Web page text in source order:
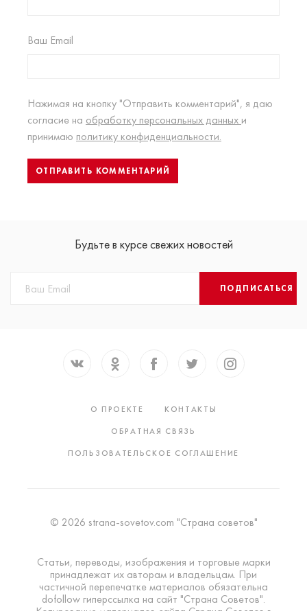
Ваш Email
Нажимая на кнопку "Отправить комментарий", я даю
согласие на обработку персональных данных и
принимаю политику конфиденциальности.
Будьте в курсе свежих новостей
ПОДПИСАТЬСЯ
О ПРОЕКТЕ
КОНТАКТЫ
ОБРАТНАЯ СВЯЗЬ
ПОЛЬЗОВАТЕЛЬСКОЕ СОГЛАШЕНИЕ
© 2026 strana-sovetov.com "Страна советов"
Статьи, переводы, изображения и торговые марки
принадлежат их авторам и владельцам. При
частичной перепечатке материалов обязательна
dofollow гиперссылка на сайт "Страна Советов".